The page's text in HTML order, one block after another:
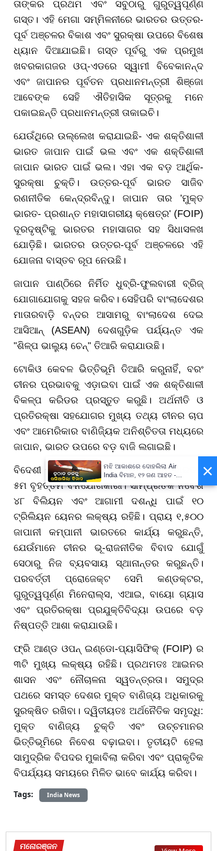
ତାଙ୍କର ପ୍ରଥମ ଏବଂ ସବୁଠାରୁ ଗୁରୁତ୍ୱପୂର୍ଣ୍ଣ
ଗସ୍ତ। ଏହି ମେଗା ସମ୍ମିଳନୀରେ ଭାରତର ଉତ୍ତର-
ପୂର୍ବ ଅଞ୍ଚଳର ବିକାଶ ଏବଂ ସୁରକ୍ଷା ଉପରେ ବିଶେଷ
ଧ୍ୟାନ ଦିଆଯାଇଛି। ଗସ୍ତ ପୂର୍ବରୁ ଏକ ପ୍ରମୁଖ
ଖବରକାଗଜର ଓପ୍-ଏଡରେ ସ୍ୱାମୀ ବିବେକାନନ୍ଦ
ଏବଂ ଜାପାନର ପୂର୍ବତନ ପ୍ରଧାନମନ୍ତ୍ରୀ ଶିଞ୍ଜୋ
ଆବେଙ୍କ ସେହି ଐତିହାସିକ ସୂତ୍ରକୁ ମନେ
ପକାଇଛନ୍ତି ପ୍ରଧାନମନ୍ତ୍ରୀ ତାକାଇଚି ।
ଯେଉଁଥିରେ ଉଲ୍ଲେଖ କରାଯାଇଛି- ଏକ ଶକ୍ତିଶାଳୀ
ଭାରତ ଜାପାନ ପାଇଁ ଭଲ ଏବଂ ଏକ ଶକ୍ତିଶାଳୀ
ଜାପାନ ଭାରତ ପାଇଁ ଭଲ। ଏହା ଏକ ବଡ଼ ଆର୍ଥିକ-
ସୁରକ୍ଷା ଚୁକ୍ତି। ଉତ୍ତର-ପୂର୍ବ ଭାରତ ସାଜିବ
ରଣନୀତିକ କେନ୍ଦ୍ରବିନ୍ଦୁ। ଜାପାନ ତାର 'ମୁକ୍ତ
ଭାରତ- ପ୍ରଶାନ୍ତ ମହାସାଗରୀୟ କ୍ଷେତ୍ର' (FOIP)
ଦୂରଦୃଷ୍ଟିକୁ ଭାରତର ମହାସାଗର ସହ ସିଧାସଳଖ
ଯୋଡ଼ିଛି। ଭାରତର ଉତ୍ତର-ପୂର୍ବ ଅଞ୍ଚଳରେ ଏହି
ଯୋଜନା ବାସ୍ତବ ରୂପ ନେଉଛି।
ଜାପାନ ପାଣ୍ଠିରେ ନିର୍ମିତ ଧୁବ୍ରି-ଫୁଲବାରୀ ବ୍ରିଜ୍
ଯୋଗାଯୋଗକୁ ସହଜ କରିବ। ସେହିପରି ବାଂଲାଦେଶର
ମାତାରବାଡ଼ି ବନ୍ଦର ଆସାମରୁ ବାଂଲାଦେଶ ଦେଇ
ଆସିଆନ୍ (ASEAN) ଦେଶଗୁଡ଼ିକ ପର୍ଯ୍ୟନ୍ତ ଏକ
"ଶିଳ୍ପ ଭାଲ୍ୟୁ ଚେନ୍" ତିଆରି କରାଯାଉଛି।
ଟୋକିଓ କେବଳ ଭିତ୍ତିଭୂମି ତିଆରି କରୁନାହିଁ, ବରଂ
ଚୀନର ପ୍ରଭାବକୁ ଏଡ଼ାଇବା ପାଇଁ ଏକ ଶକ୍ତିଶାଳୀ
ବିକଳ୍ପ କରିଡର ପ୍ରସ୍ତୁତ କରୁଛି। ଅର୍ଥନୀତି ଓ
ପ୍ରତିରକ୍ଷା ସହଯୋଗର ମୁଖ୍ୟ ତଥ୍ୟ ଚୀନର ଚାପ
ଏବଂ ଆମେରିକାର ବାଣିଜ୍ୟିକ ଅନିଶ୍ଚିତତା ମଧ୍ୟରେ
ଜାପାନ, ଭାରତ ଉପରେ ବଡ଼ ବାଜି ଲଗାଇଛି।
ବିଦେଶୀ ନିବେଶ (FDI) ଆଧାରରେ ଜାପାନ ଭାରତର
୫ମ ବୃହତ୍ତମ ବିନିଯୋଗକାରୀ। ସାମ୍ପ୍ରତିକ ନିବେଶ
୪୮ ବିଲିୟନ ଏବଂ ଆଗାମୀ ଦଶନ୍ଧି ପାଇଁ ୧୦
ଟ୍ରିଲିୟନ ୟେନର ଲକ୍ଷ୍ୟ ରହିଛି। ପ୍ରାୟ ୧,୫୦୦
ଜାପାନୀ କମ୍ପାନୀ ଭାରତରେ କାର୍ଯ୍ୟ କରୁଛନ୍ତି,
ଯେଉଁମାନେ ଚୀନର ଭୂ-ରାଜନୀତିକ ବିବାଦ ଯୋଗୁଁ
ସେଠାରୁ ନିଜ ବ୍ୟବସାୟ ସ୍ଥାନାନ୍ତର କରୁଛନ୍ତି।
ପରବର୍ତ୍ତୀ ପ୍ରୋଜେକ୍ଟ ସେମି କଣ୍ଡକ୍ଟର,
ଗୁରୁତ୍ୱପୂର୍ଣ୍ଣ ମିନେରାଲ୍ସ, ଏଆଇ, ବାୟୋ ଗ୍ୟାସ
ଏବଂ ପ୍ରତିରକ୍ଷା ପ୍ରଯୁକ୍ତିବିଦ୍ୟା ଉପରେ ବଡ଼
ନିଷ୍ପତ୍ତି ଆଶା କରାଯାଉଛି।
ଫ୍ରି ଆଣ୍ଡ ଓପନ୍ ଇଣ୍ଡୋ-ପ୍ୟାସିଫିକ୍ (FOIP) ର
୩ଟି ମୁଖ୍ୟ ଲକ୍ଷ୍ୟ ରହିଛି। ପ୍ରଥମତଃ ଆଇନର
ଶାସନ ଏବଂ ନୌଚାଳନା ସ୍ୱତନ୍ତ୍ରତା। ସମୁଦ୍ର
ପଥରେ ସମସ୍ତ ଦେଶର ମୁକ୍ତ ବାଣିଜ୍ୟ ଅଧିକାରକୁ
ସୁରକ୍ଷିତ ରଖିବା। ଦ୍ୱିତୀୟତଃ ଅର୍ଥନୈତିକ ସମୃଦ୍ଧି:
ମୁକ୍ତ ବାଣିଜ୍ୟ ଚୁକ୍ତି ଏବଂ ଉଚ୍ଚମାନର
ଭିତ୍ତିଭୂମିରେ ନିବେଶ ବଢ଼ାଇବା। ତୃତୀୟଟି ହେଲା
ସାମୁଦ୍ରିକ ବିପଦର ମୁକାବିଲା କରିବା ଏବଂ ପ୍ରାକୃତିକ
ବିପର୍ଯ୍ୟୟ ସମୟରେ ମିଳିତ ଭାବେ କାର୍ଯ୍ୟ କରିବା।
Tags:
India News
ମନୋରଞ୍ଜନ
×
ମଝି ଆକାଶରେ ଦୋହଲିଲା Air
India ବିମାନ, ୧୨ ଜଣ ଆହତ -
PrameyaNews7